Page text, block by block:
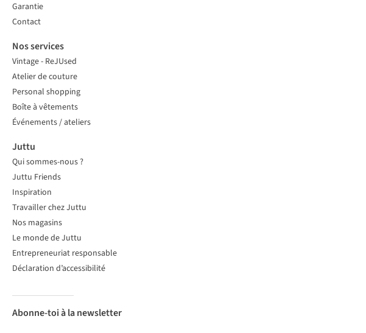
Garantie
Contact
Nos services
Vintage - ReJUsed
Atelier de couture
Personal shopping
Boîte à vêtements
Événements / ateliers
Juttu
Qui sommes-nous ?
Juttu Friends
Inspiration
Travailler chez Juttu
Nos magasins
Le monde de Juttu
Entrepreneuriat responsable
Déclaration d’accessibilité
Abonne-toi à la newsletter